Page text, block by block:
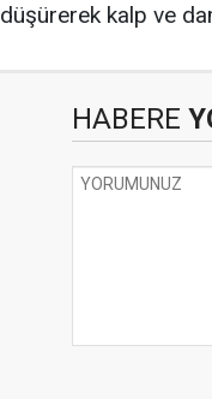
düşürerek kalp ve
HABERE